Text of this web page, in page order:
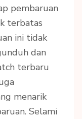
pembaruan
terbatas
ini tidak
dan
terbaru
menarik
Selami